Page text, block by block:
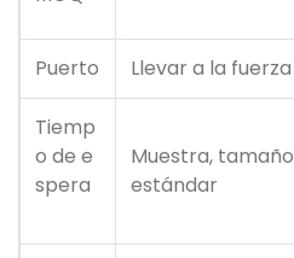
Puerto Llevar a la fuerza
Tiemp
o de e
spera
Muestra, tamaño
estándar